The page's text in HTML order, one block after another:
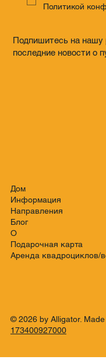
Политикой
Подпишитесь на нашу
последние новости о
Дом
Информация
Направления
Блог
О
Подарочная карта
© 2026 by Alligator. Made
173400927000